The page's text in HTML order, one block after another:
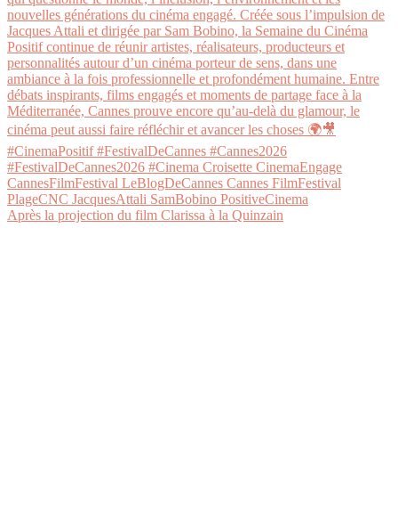
Après la projection du film Clarissa à la Quinzain